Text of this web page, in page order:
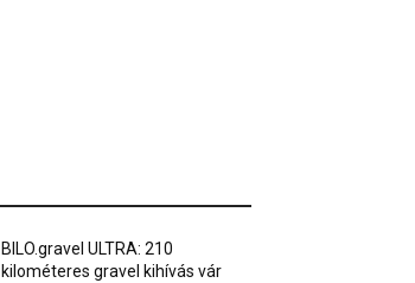
BILO.gravel ULTRA: 210
kilométeres gravel kihívás vár